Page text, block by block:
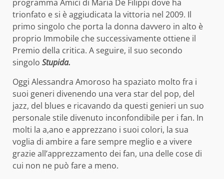
programma Amici di Maria De Filippi dove ha
trionfato e si è aggiudicata la vittoria nel 2009. Il
primo singolo che porta la donna davvero in alto è
proprio Immobile che successivamente ottiene il
Premio della critica. A seguire, il suo secondo
singolo Stupida.
Oggi Alessandra Amoroso ha spaziato molto fra i
suoi generi divenendo una vera star del pop, del
jazz, del blues e ricavando da questi genieri un suo
personale stile divenuto inconfondibile per i fan. In
molti la a,ano e apprezzano i suoi colori, la sua
voglia di ambire a fare sempre meglio e a vivere
grazie all’apprezzamento dei fan, una delle cose di
cui non ne può fare a meno.